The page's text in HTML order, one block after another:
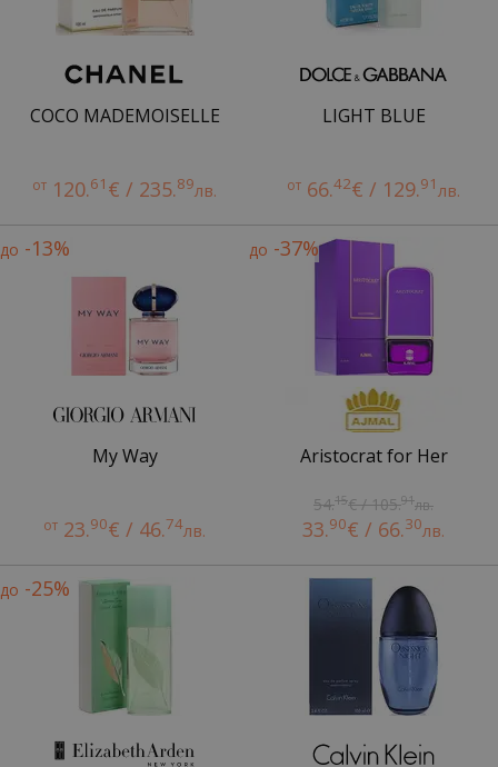
COCO MADEMOISELLE
от 120.61 € / 235.89лв.
LIGHT BLUE
от 66.42€ / 129.91лв.
до -13%
My Way
от 23.90€ / 46.74лв.
до -37%
Aristocrat for Her
54.15€ / 105.91лв.
33.90€ / 66.30лв.
до -25%